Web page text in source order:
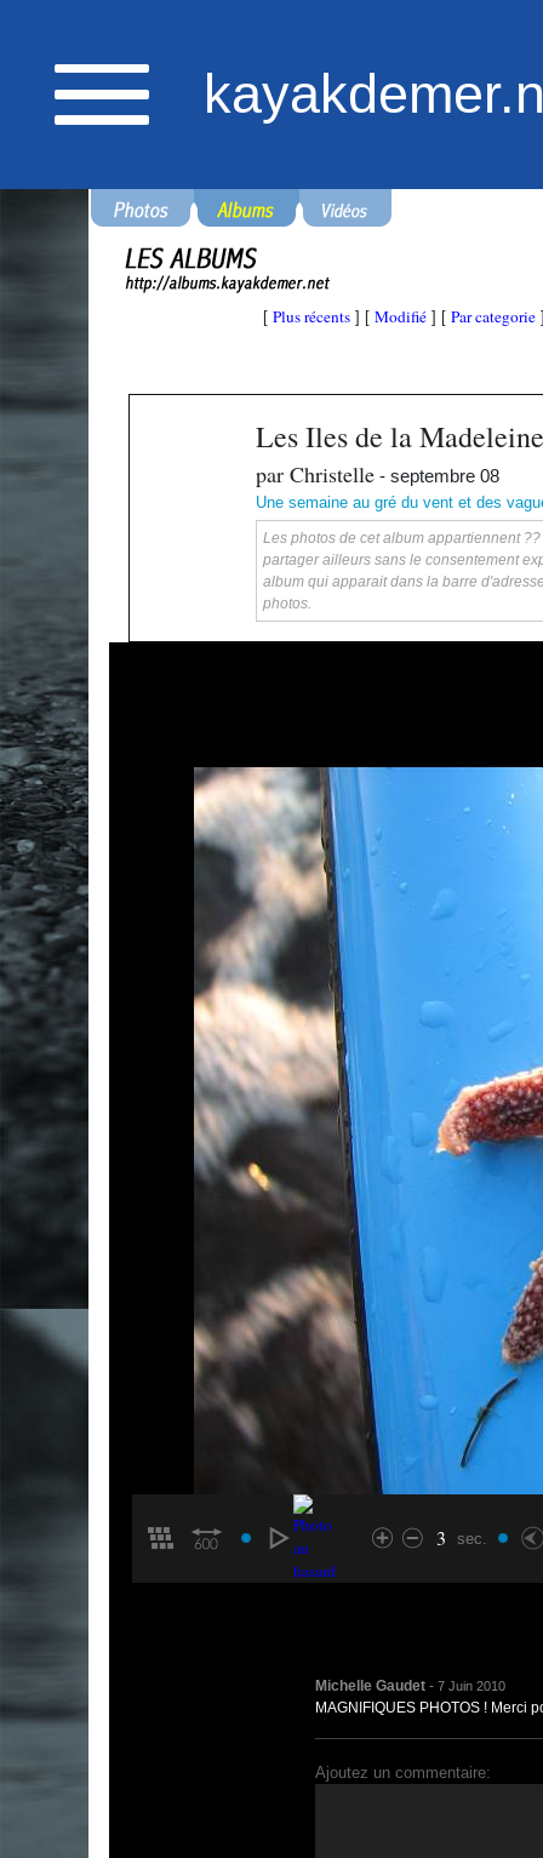
[ Plus récents ] [ Modifié ] [ Par categorie
Les Iles de la Madeleine
par Christelle - septembre 08
Une semaine au gré du vent et des
Les photos de cet album appartiennent
partager ailleurs sans le consentement
album qui apparait dans la barre
photos.
3 sec.
Michelle Gaudet - 7 Juin 2010
MAGNIFIQUES PHOTOS ! Merci
Ajoutez un commentaire: